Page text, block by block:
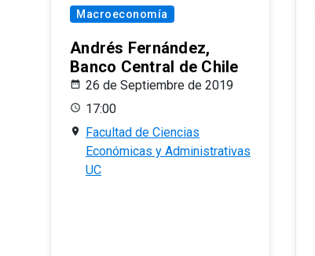
Macroeconomía
Andrés Fernández,
Banco Central de Chile
26 de Septiembre de 2019
17:00
Facultad de Ciencias
Económicas y Administrativas
UC